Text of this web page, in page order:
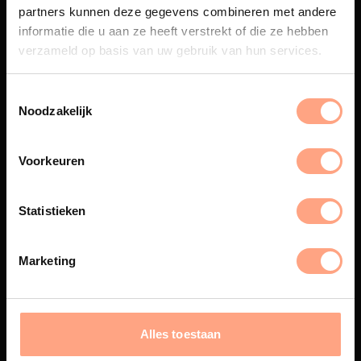
partners kunnen deze gegevens combineren met andere
informatie die u aan ze heeft verstrekt of die ze hebben
verzameld op basis van uw gebruik van hun services.
Noodzakelijk
Voorkeuren
Statistieken
Marketing
Alles toestaan
beleving, waar Nederlands
vakmanschap en design
samenkomen.
Spuiterij